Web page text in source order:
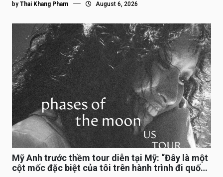
by Thai Khang Pham August 6, 2026
Mỹ Anh trước thềm tour diễn tại Mỹ: “Đây là một
cột mốc đặc biệt của tôi trên hành trình đi quốc